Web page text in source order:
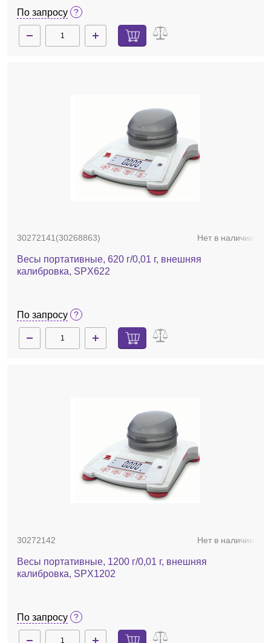
По запросу
30272141(30268863) Нет в наличии
Весы портативные, 620 г/0,01 г, внешняя
калибровка, SPX622
По запросу
30272142 Нет в наличии
Весы портативные, 1200 г/0,01 г, внешняя
калибровка, SPX1202
По запросу